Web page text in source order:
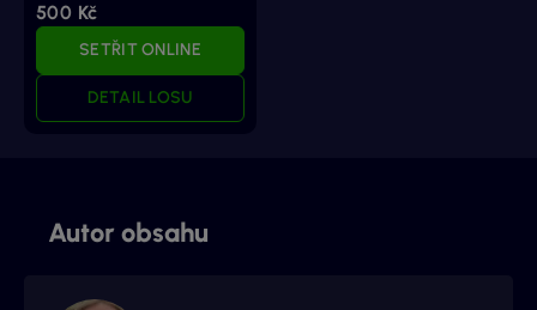
500 Kč
SETŘIT ONLINE
DETAIL LOSU
Autor obsahu